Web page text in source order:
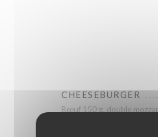
CHEESEBURGER
Bœuf 150 g, double